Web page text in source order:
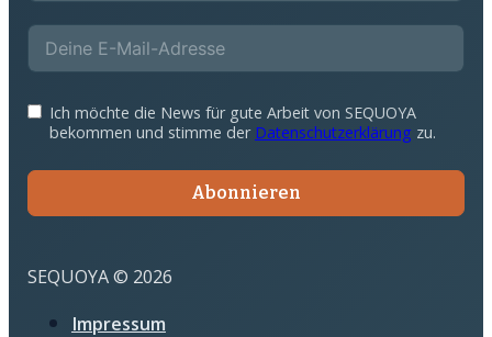
Ich möchte die News für gute Arbeit von SEQUOYA
bekommen und stimme der Datenschutzerklärung zu.
Abonnieren
SEQUOYA © 2026
Impressum